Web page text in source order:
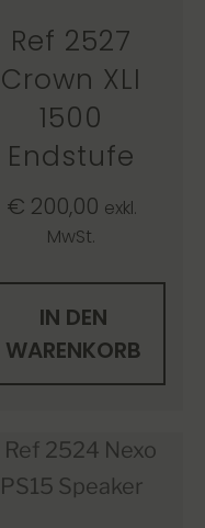
Ref 2527
Crown XLI
1500
Endstufe
€ 200,00 exkl.
MwSt.
IN DEN
WARENKORB